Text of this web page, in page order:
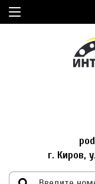
г. Киров,